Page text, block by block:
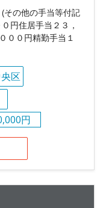
その他の手当等付記
円住居手当２３，
００円精勤手当１
区
円